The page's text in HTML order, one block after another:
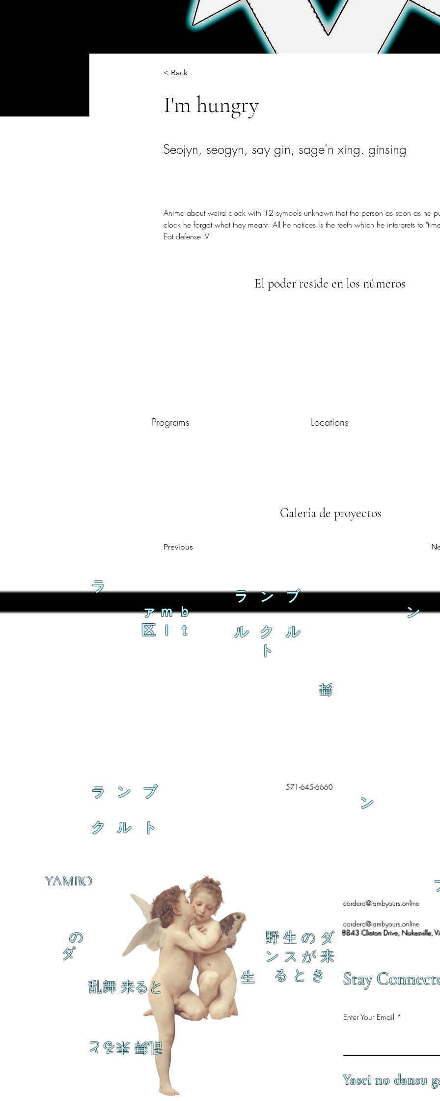
< Back
I'm hungry
Seojyn, seogyn, say gin, sage'n xing. ginsing
Anime about weird clock with 12 symbols unknown that the person as soon as he
clock he forgot what they meant. All he notices is the teeth which he interprets to
Eat defense IV
El poder reside en los números
Programs Locations
Galería de proyectos
Previous
ラ
ァｍｂ
区ｌｔ
ラ ン ブ
ル ク ル
ト
舞
ン
YAMBO
乱舞 来ると
乱舞 来ると
生
の
ダ
cordero@iambyours.online
cordero@iambyours.online
野 生 の ダ
ン ス が 来
る と き
8843 Clinton Drive, Nokesville,
Stay
Enter Your Email
Yasei no dansu
ラ ン ブ
ク ル ト
ン
571-645-6660